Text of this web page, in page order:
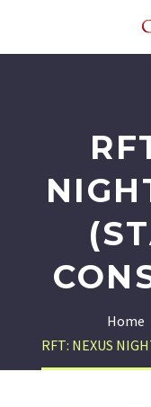
Home
RFT: NEXUS